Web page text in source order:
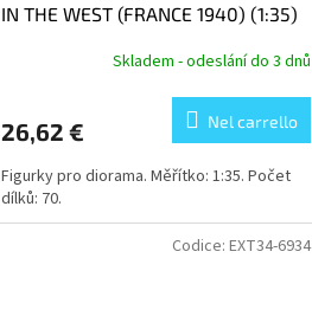
IN THE WEST (FRANCE 1940) (1:35)
Skladem - odeslání do 3 dnů
26,62 € Nel carrello
Figurky pro diorama. Měřítko: 1:35. Počet
dílků: 70.
Codice: EXT34-6934